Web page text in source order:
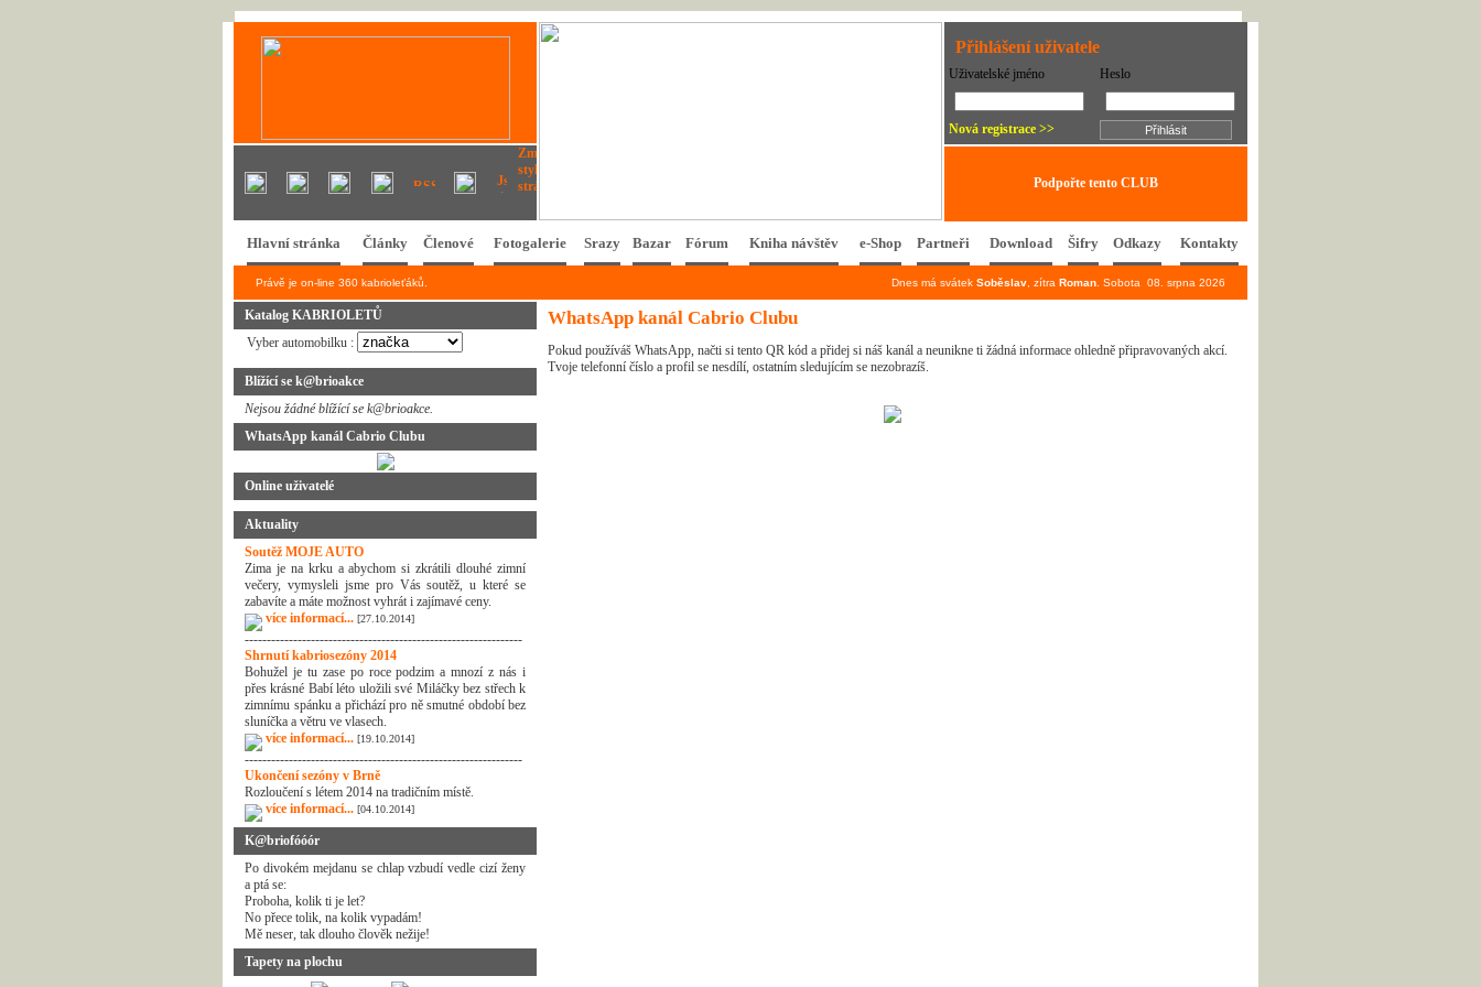
Přihlášení uživatele
Uživatelské jméno Heslo
Nová registrace >>
Podpořte tento CLUB
Hlavní stránka Články Členové Fotogalerie Srazy Bazar Fórum Kniha návštěv e-Shop Partneři Download Šifry Odkazy Kontakty
Právě je on-line 360 kabrioleťáků. Dnes má svátek Soběslav , zítra Roman . Sobota 08. srpna 2026
Katalog KABRIOLETŮ
Vyber automobilku :
Blížící se k@brioakce
Nejsou žádné blížící se k@brioakce.
WhatsApp kanál Cabrio Clubu
Online uživatelé
Aktuality
Soutěž MOJE AUTO
Zima je na krku a abychom si zkrátili dlouhé zimní
večery, vymysleli jsme pro Vás soutěž, u které se
zabavíte a máte možnost vyhrát i zajímavé ceny.
více informací... [27.10.2014]
---------------------------------------------------------------
Shrnutí kabriosezóny 2014
Bohužel je tu zase po roce podzim a mnozí z nás i
přes krásné Babí léto uložili své Miláčky bez střech k
zimnímu spánku a přichází pro ně smutné období bez
sluníčka a větru ve vlasech.
více informací... [19.10.2014]
---------------------------------------------------------------
Ukončení sezóny v Brně
Rozloučení s létem 2014 na tradičním místě.
více informací... [04.10.2014]
K@briofóóór
Po divokém mejdanu se chlap vzbudí vedle cizí ženy
a ptá se:
Proboha, kolik ti je let?
No přece tolik, na kolik vypadám!
Mě neser, tak dlouho člověk nežije!
Tapety na plochu
WhatsApp kanál Cabrio Clubu
Pokud používáš WhatsApp, načti si tento QR kód a přidej si náš kanál a neunikne ti žádná informace ohledně připravovaných akcí.
Tvoje telefonní číslo a profil se nesdílí, ostatním sledujícím se nezobrazíš.